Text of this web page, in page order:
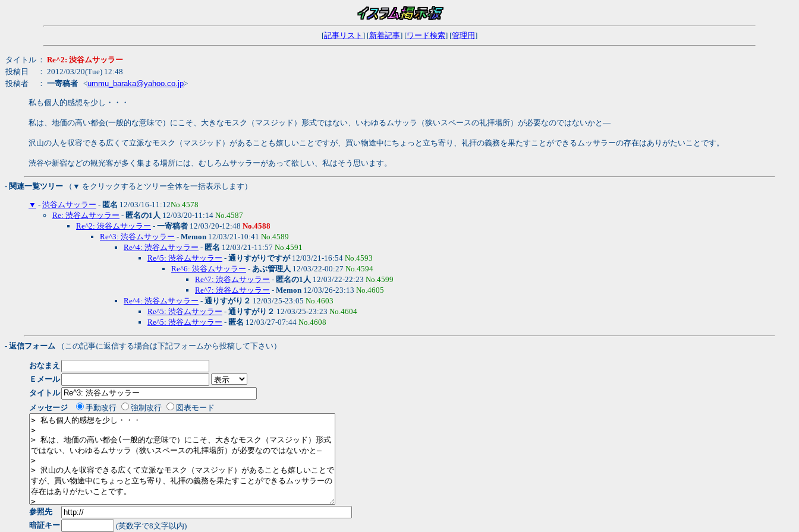
[記事リスト ] [新着記事] [ワード検索] [管理用]
タイトル ： Re^2: 渋谷ムサッラー
投稿日
： 2012/03/20(Tue) 12:48
投稿者
： 一寄稿者 <ummu_baraka@yahoo.co.jp>
私も個人的感想を少し・・・
私は、地価の高い都会(一般的な意味で）にこそ、大きなモスク（マスジッド）形式ではない、いわゆるムサッラ（狭いスペースの礼拝場所）が必要なのではないかと―
沢山の人を収容できる広くて立派なモスク（マスジッド）があることも嬉しいことですが、買い物途中にちょっと立ち寄り、礼拝の義務を果たすことができるムッサラーの存在はありがたいことです。
渋谷や新宿などの観光客が多く集まる場所には、むしろムサッラーがあって欲しい、私はそう思います。
- 関連一覧ツリー （▼ をクリックするとツリー全体を一括表示します）
▼ - 渋谷ムサッラー - 匿名 12/03/16-11:12No.4578
Re: 渋谷ムサッラー - 匿名の1人 12/03/20-11:14 No.4587
Re^2: 渋谷ムサッラー - 一寄稿者 12/03/20-12:48 No.4588
Re^3: 渋谷ムサッラー - Memon 12/03/21-10:41 No.4589
Re^4: 渋谷ムサッラー - 匿名 12/03/21-11:57 No.4591
Re^5: 渋谷ムサッラー - 通りすがりですが12/03/21-16:54 No.4593
Re^6: 渋谷ムサッラー - あぶ管理人 12/03/22-00:27 No.4594
Re^7: 渋谷ムサッラー - 匿名の1人 12/03/22-22:23 No.4599
Re^7: 渋谷ムサッラー - Memon 12/03/26-23:13 No.4605
Re^4: 渋谷ムサッラー - 通りすがり２ 12/03/25-23:05 No.4603
Re^5: 渋谷ムサッラー - 通りすがり２ 12/03/25-23:23 No.4604
Re^5: 渋谷ムサッラー - 匿名 12/03/27-07:44 No.4608
- 返信フォーム （この記事に返信する場合は下記フォームから投稿して下さい）
おなまえ
Ｅメール
タイトル
メッセージ
手動改行 強制改行 図表モード
参照先
暗証キー
(英数字で8文字以内)